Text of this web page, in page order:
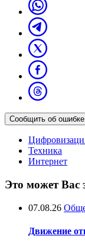
Сообщить об ошибке
Техника
Интернет
Это может Вас
07.08.26
Движение